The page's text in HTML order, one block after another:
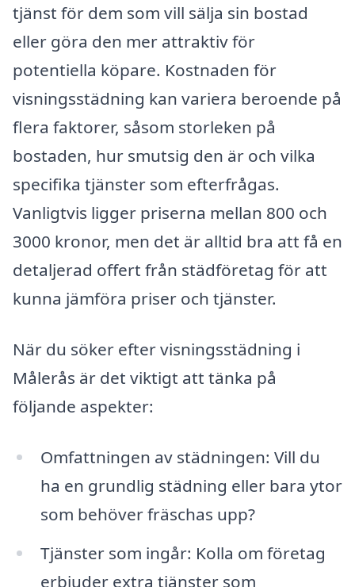
tjänst för dem som vill sälja sin bostad
eller göra den mer attraktiv för
potentiella köpare. Kostnaden för
visningsstädning kan variera beroende på
flera faktorer, såsom storleken på
bostaden, hur smutsig den är och vilka
specifika tjänster som efterfrågas.
Vanligtvis ligger priserna mellan 800 och
3000 kronor, men det är alltid bra att få en
detaljerad offert från städföretag för att
kunna jämföra priser och tjänster.
När du söker efter visningsstädning i
Målerås är det viktigt att tänka på
följande aspekter:
Omfattningen av städningen: Vill du
ha en grundlig städning eller bara ytor
som behöver fräschas upp?
Tjänster som ingår: Kolla om företag
erbjuder extra tjänster som